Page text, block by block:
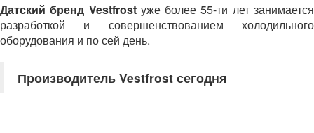
Датский бренд Vestfrost уже более 55-ти лет занимается
разработкой и совершенствованием холодильного
оборудования и по сей день.
Производитель Vestfrost сегодня